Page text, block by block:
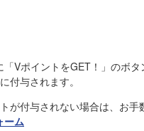
VポイントをGET！」のボ
付与されます。
が付与されない場合は、お手
ーム